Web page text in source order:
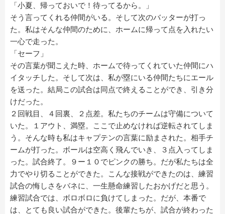
「小夏、帰っておいで！待ってるから。」
そう言ってくれる仲間がいる。そして次のバッターが打っ
た。私はそんな仲間のために、ホームに帰って点を入れたい
一心で走った。
「セーフ」
その言葉が聞こえた時、ホームで待ってくれていた仲間にハ
イタッチした。そして次は、私が塁にいる仲間たちにエール
を送った。結局この試合は同点で終えることができ、引き分
けだった。
２回戦目、４回裏、２点差。私たちのチームは守備について
いた。１アウト、満塁。ここで止めなければ逆転されてしま
う。そんな時も私はキャプテンの言葉に励まされた。相手チ
ームが打った。ボールは空高く飛んでいき、３点入ってしま
った。試合終了。９ー１０でピンクの勝ち。だが私たちは全
力でやり切ることができた。こんな接戦ができたのは、練習
試合の悔しさをバネに、一生懸命練習したおかげだと思う。
練習試合では、ボロボロに負けてしまった。だが、本番で
は、とても良い試合ができた。後輩たちが、試合が終わった